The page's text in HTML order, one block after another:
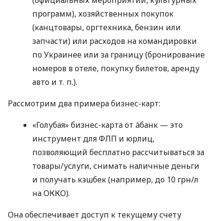
программ), хозяйственных покупок
(канцтовары, оргтехника, бензин или
запчасти) или расходов на командировки
по Украинее или за границу (бронирование
номеров в отеле, покупку билетов, аренду
авто и т. п.).
Рассмотрим два примера бизнес-карт:
«Голубая» бизнес-карта от àбанк — это
инструмент для ФЛП и юрлиц,
позволяющий бесплатно рассчитываться за
товары/услуги, снимать наличные деньги
и получать кэшбек (например, до 10 грн/л
на ОККО).
Она обеспечивает доступ к текущему счету